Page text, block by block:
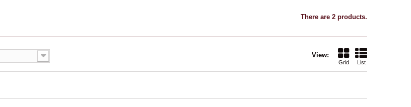
There are 2 products.
View:
Grid List